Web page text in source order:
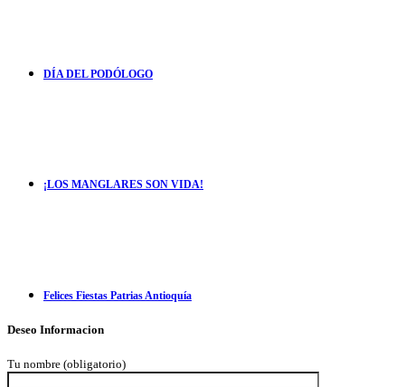
DÍA DEL PODÓLOGO
¡LOS MANGLARES SON VIDA!
Felices Fiestas Patrias Antioquía
Deseo Informacion
Tu nombre (obligatorio)